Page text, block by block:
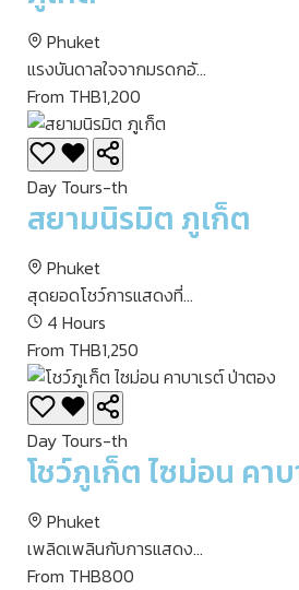
Phuket
แรงบันดาลใจจากมรดกอั...
From THB1,200
Day Tours-th
สยามนิรมิต ภูเก็ต
Phuket
สุดยอดโชว์การแสดงที่...
4 Hours
From THB1,250
Day Tours-th
โชว์ภูเก็ต ไซม่อน คา
Phuket
เพลิดเพลินกับการแสดง...
From THB800